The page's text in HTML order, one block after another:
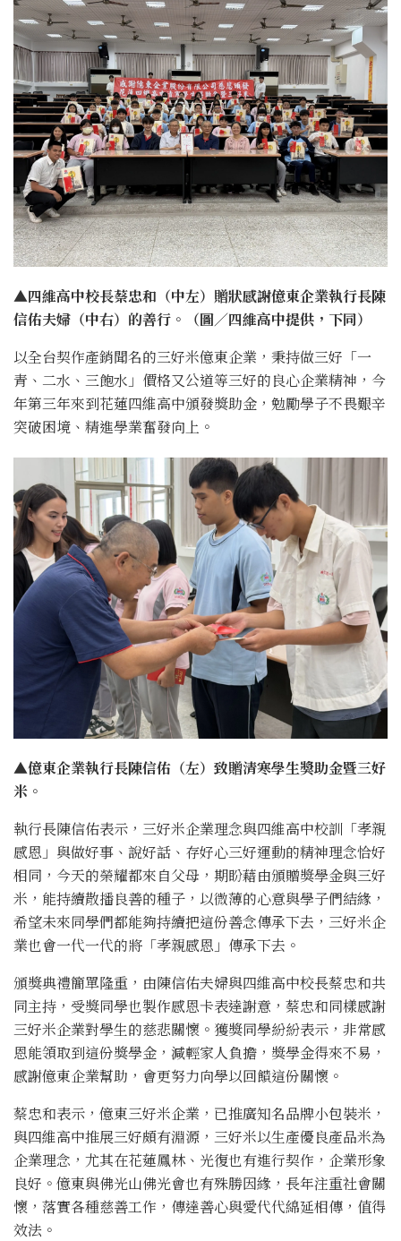
▲四維高中校長蔡忠和（中左）贈狀感謝億東企業執行長陳
信佑夫婦（中右）的善行。（圖／四維高中提供，下同）
以全台契作產銷聞名的三好米億東企業，秉持做三好「一
青、二水、三飽水」價格又公道等三好的良心企業精神，今
年第三年來到花蓮四維高中頒發獎助金，勉勵學子不畏艱辛
突破困境、精進學業奮發向上。
▲億東企業執行長陳信佑（左）致贈清寒學生獎助金暨三好
米。
執行長陳信佑表示，三好米企業理念與四維高中校訓「孝親
感恩」與做好事、說好話、存好心三好運動的精神理念恰好
相同，今天的榮耀都來自父母，期盼藉由頒贈獎學金與三好
米，能持續散播良善的種子，以微薄的心意與學子們結緣，
希望未來同學們都能夠持續把這份善念傳承下去，三好米企
業也會一代一代的將「孝親感恩」傳承下去。
頒獎典禮簡單隆重，由陳信佑夫婦與四維高中校長蔡忠和共
同主持，受獎同學也製作感恩卡表達謝意，蔡忠和同樣感謝
三好米企業對學生的慈悲關懷。獲獎同學紛紛表示，非常感
恩能領取到這份獎學金，減輕家人負擔，獎學金得來不易，
感謝億東企業幫助，會更努力向學以回饋這份關懷。
蔡忠和表示，億東三好米企業，已推廣知名品牌小包裝米，
與四維高中推展三好頗有淵源，三好米以生產優良產品米為
企業理念，尤其在花蓮鳳林、光復也有進行契作，企業形象
良好。億東與佛光山佛光會也有殊勝因緣，長年注重社會關
懷，落實各種慈善工作，傳達善心與愛代代綿延相傳，值得
效法。